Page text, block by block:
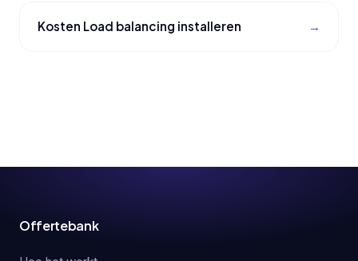
Kosten Load balancing installeren
Offertebank